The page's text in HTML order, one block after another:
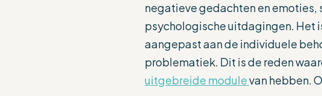
negatieve gedachten en emoties,
psychologische uitdagingen. Het
aangepast aan de individuele
problematiek. Dit is de reden
uitgebreide modulevan hebben.